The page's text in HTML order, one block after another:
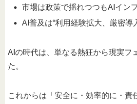
市場は政策で揺れつつもAIイン
AI普及は“利用経験拡大、厳密導
AIの時代は、単なる熱狂から現実フ
た。
これからは「安全に・効率的に・責